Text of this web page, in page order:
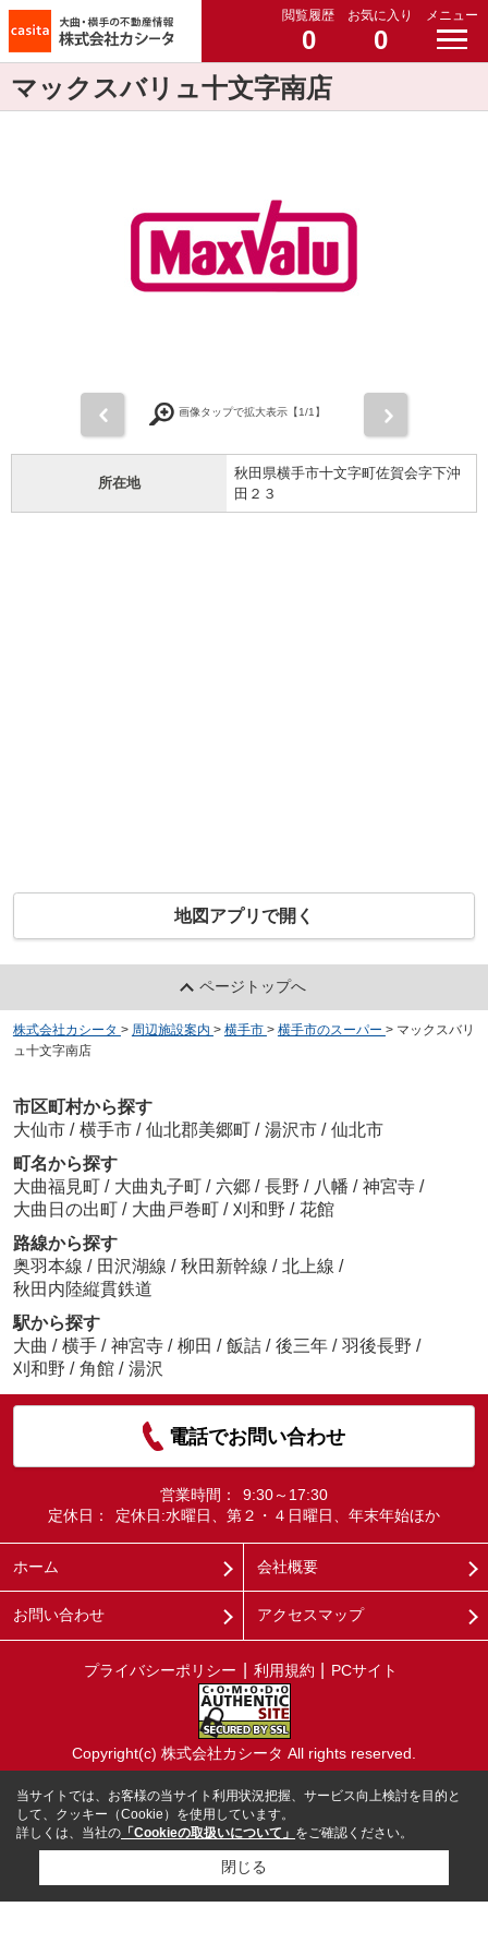
閲覧履歴
0
お気に入り
0
メニュー
マックスバリュ十文字南店
画像タップで拡大表示【1/1】
所在地
秋田県横手市十文字町佐賀会字下沖
田２３
地図アプリで開く
ページトップへ
株式会社カシータ > 周辺施設案内 > 横手市 > 横手市のスーパー > マックスバリ
ュ十文字南店
市区町村から探す
大仙市 / 横手市 / 仙北郡美郷町 / 湯沢市 / 仙北市
町名から探す
大曲福見町 / 大曲丸子町 / 六郷 / 長野 / 八幡 / 神宮寺 /
大曲日の出町 / 大曲戸巻町 / 刈和野 / 花館
路線から探す
奥羽本線 / 田沢湖線 / 秋田新幹線 / 北上線 /
秋田内陸縦貫鉄道
駅から探す
大曲 / 横手 / 神宮寺 / 柳田 / 飯詰 / 後三年 / 羽後長野 /
刈和野 / 角館 / 湯沢
電話でお問い合わせ
営業時間：
9:30～17:30
定休日：
定休日:水曜日、第２・４日曜日、年末年始ほか
ホーム 会社概要
お問い合わせ アクセスマップ
プライバシーポリシー 利用規約 PCサイト
Copyright(c) 株式会社カシータ All rights reserved.
当サイトでは、お客様の当サイト利用状況把握、サービス向上検討を目的と
して、クッキー（Cookie）を使用しています。
詳しくは、当社の 「Cookieの取扱いについて」 をご確認ください。
閉じる